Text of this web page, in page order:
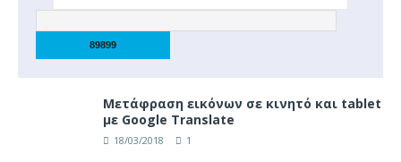
Μετάφραση εικόνων σε κινητό και tablet
με Google Translate
18/03/2018 1